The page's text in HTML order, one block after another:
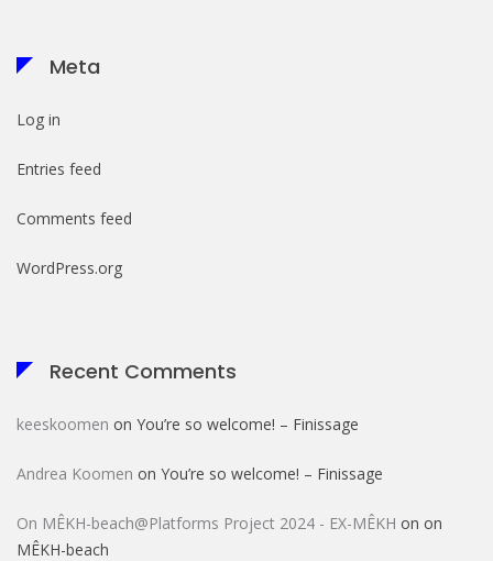
Meta
Log in
Entries feed
Comments feed
WordPress.org
Recent Comments
keeskoomen on You’re so welcome! – Finissage
Andrea Koomen on You’re so welcome! – Finissage
On MÊKH-beach@Platforms Project 2024 - EX-MÊKH on on
MÊKH-beach